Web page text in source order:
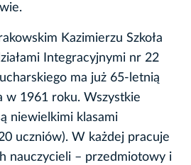
Kazimierzu Szkoła
Integracyjnymi nr 22
ma już 65-letnią
w 1961 roku. Wszystkie
niewielkimi klasami
uczniów). W każdej pracuje
nauczycieli – przedmiotowy i